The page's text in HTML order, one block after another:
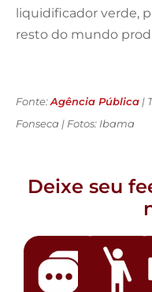
liquidificador verde,
resto do mundo
Fonte:Agência Pública |
Fonseca | Fotos: Ibama
Deixe seu